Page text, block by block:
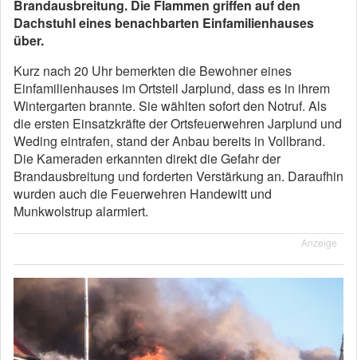
Brandausbreitung. Die Flammen griffen auf den
Dachstuhl eines benachbarten Einfamilienhauses
über.
Kurz nach 20 Uhr bemerkten die Bewohner eines
Einfamilienhauses im Ortsteil Jarplund, dass es in ihrem
Wintergarten brannte. Sie wählten sofort den Notruf. Als
die ersten Einsatzkräfte der Ortsfeuerwehren Jarplund und
Weding eintrafen, stand der Anbau bereits in Vollbrand.
Die Kameraden erkannten direkt die Gefahr der
Brandausbreitung und forderten Verstärkung an. Daraufhin
wurden auch die Feuerwehren Handewitt und
Munkwolstrup alarmiert.
Anzeige